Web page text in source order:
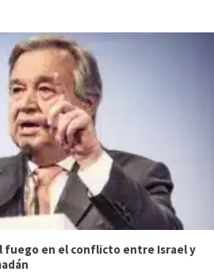
fuego en el conflicto entre Israel y